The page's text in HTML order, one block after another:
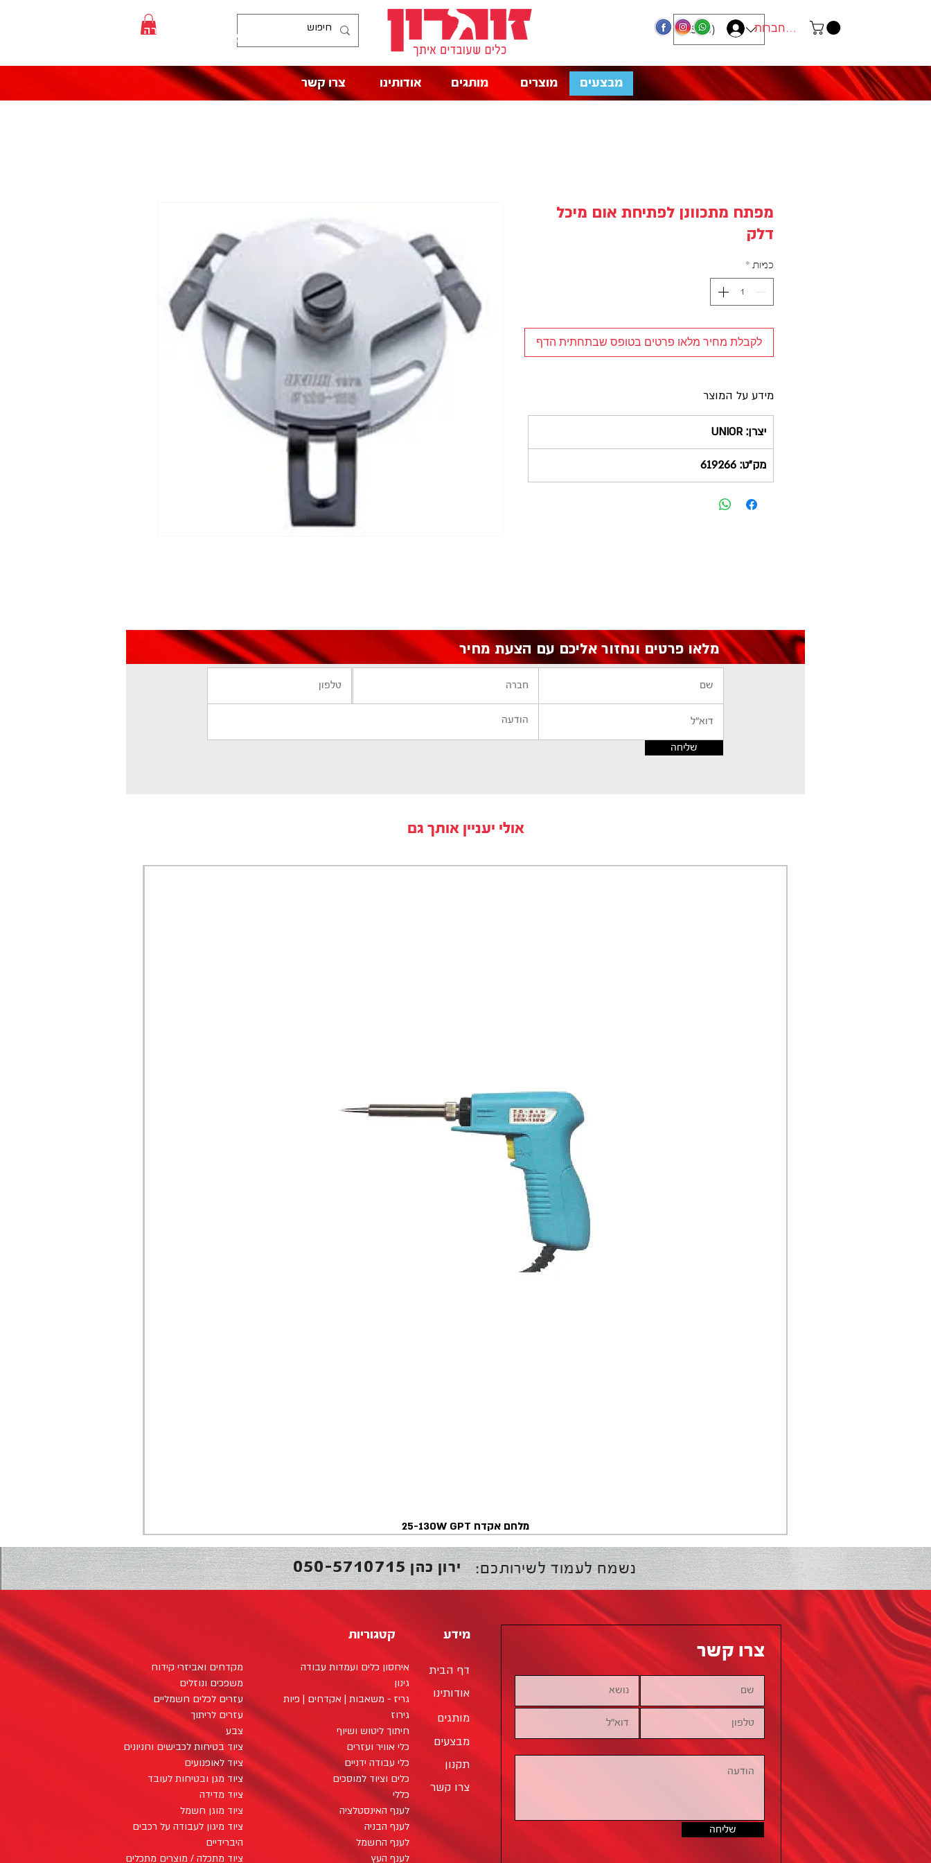
לעזרה פנו אלינו
050-5710715
התחברות ILS (₪)
צרו קשר אודותינו מותגים מוצרים מבצעים
מפתח מתכוונן לפתיחת אום מיכל
דלק
כמות *
לקבלת מחיר מלאו פרטים בטופס שבתחתית הדף
מידע על המוצר
יצרן: UNIOR
מק"ט: 619266
מלאו פרטים ונחזור אליכם עם הצעת מחיר
שליחה
אולי יעניין אותך גם
מלחם אקדח 25-130W GPT
קטגוריות
מקדחים ואביזרי קידוח
משפכים ונוזלים
עזרים לכלים חשמליים
עזרים לריתוך
צבע
ציוד בטיחות לכבישים וחניונים
ציוד לאופנועים
ציוד מגן ובטיחות לעובד
ציוד מדידה
ציוד מוגן חשמל
ציוד מיגון לעבודה על רכבים
היברידיים
ציוד מתכלה / מוצרים מתכלים
איחסון כלים ועמדות עבודה
גינון
גריז - משאבות | אקדחים | פיות
גירוז
חיתוך ליטוש ושיוף
כלי אוויר ועזרים
כלי עבודה ידניים
כלים וציוד למוסכים
כללי
לענף האינסטלציה
לענף הבניה
לענף החשמל
לענף העץ
מידע
דף הבית
אודותינו
מותגים
מבצעים
תקנון
צרו קשר
צרו קשר
שליחה
ירון כהן050-5710715 נשמח לעמוד לשירותכם: